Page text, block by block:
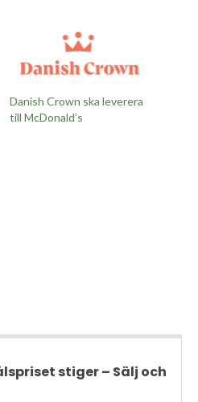
Danish Crown ska leverera
till McDonald’s
stiger – Sälj och